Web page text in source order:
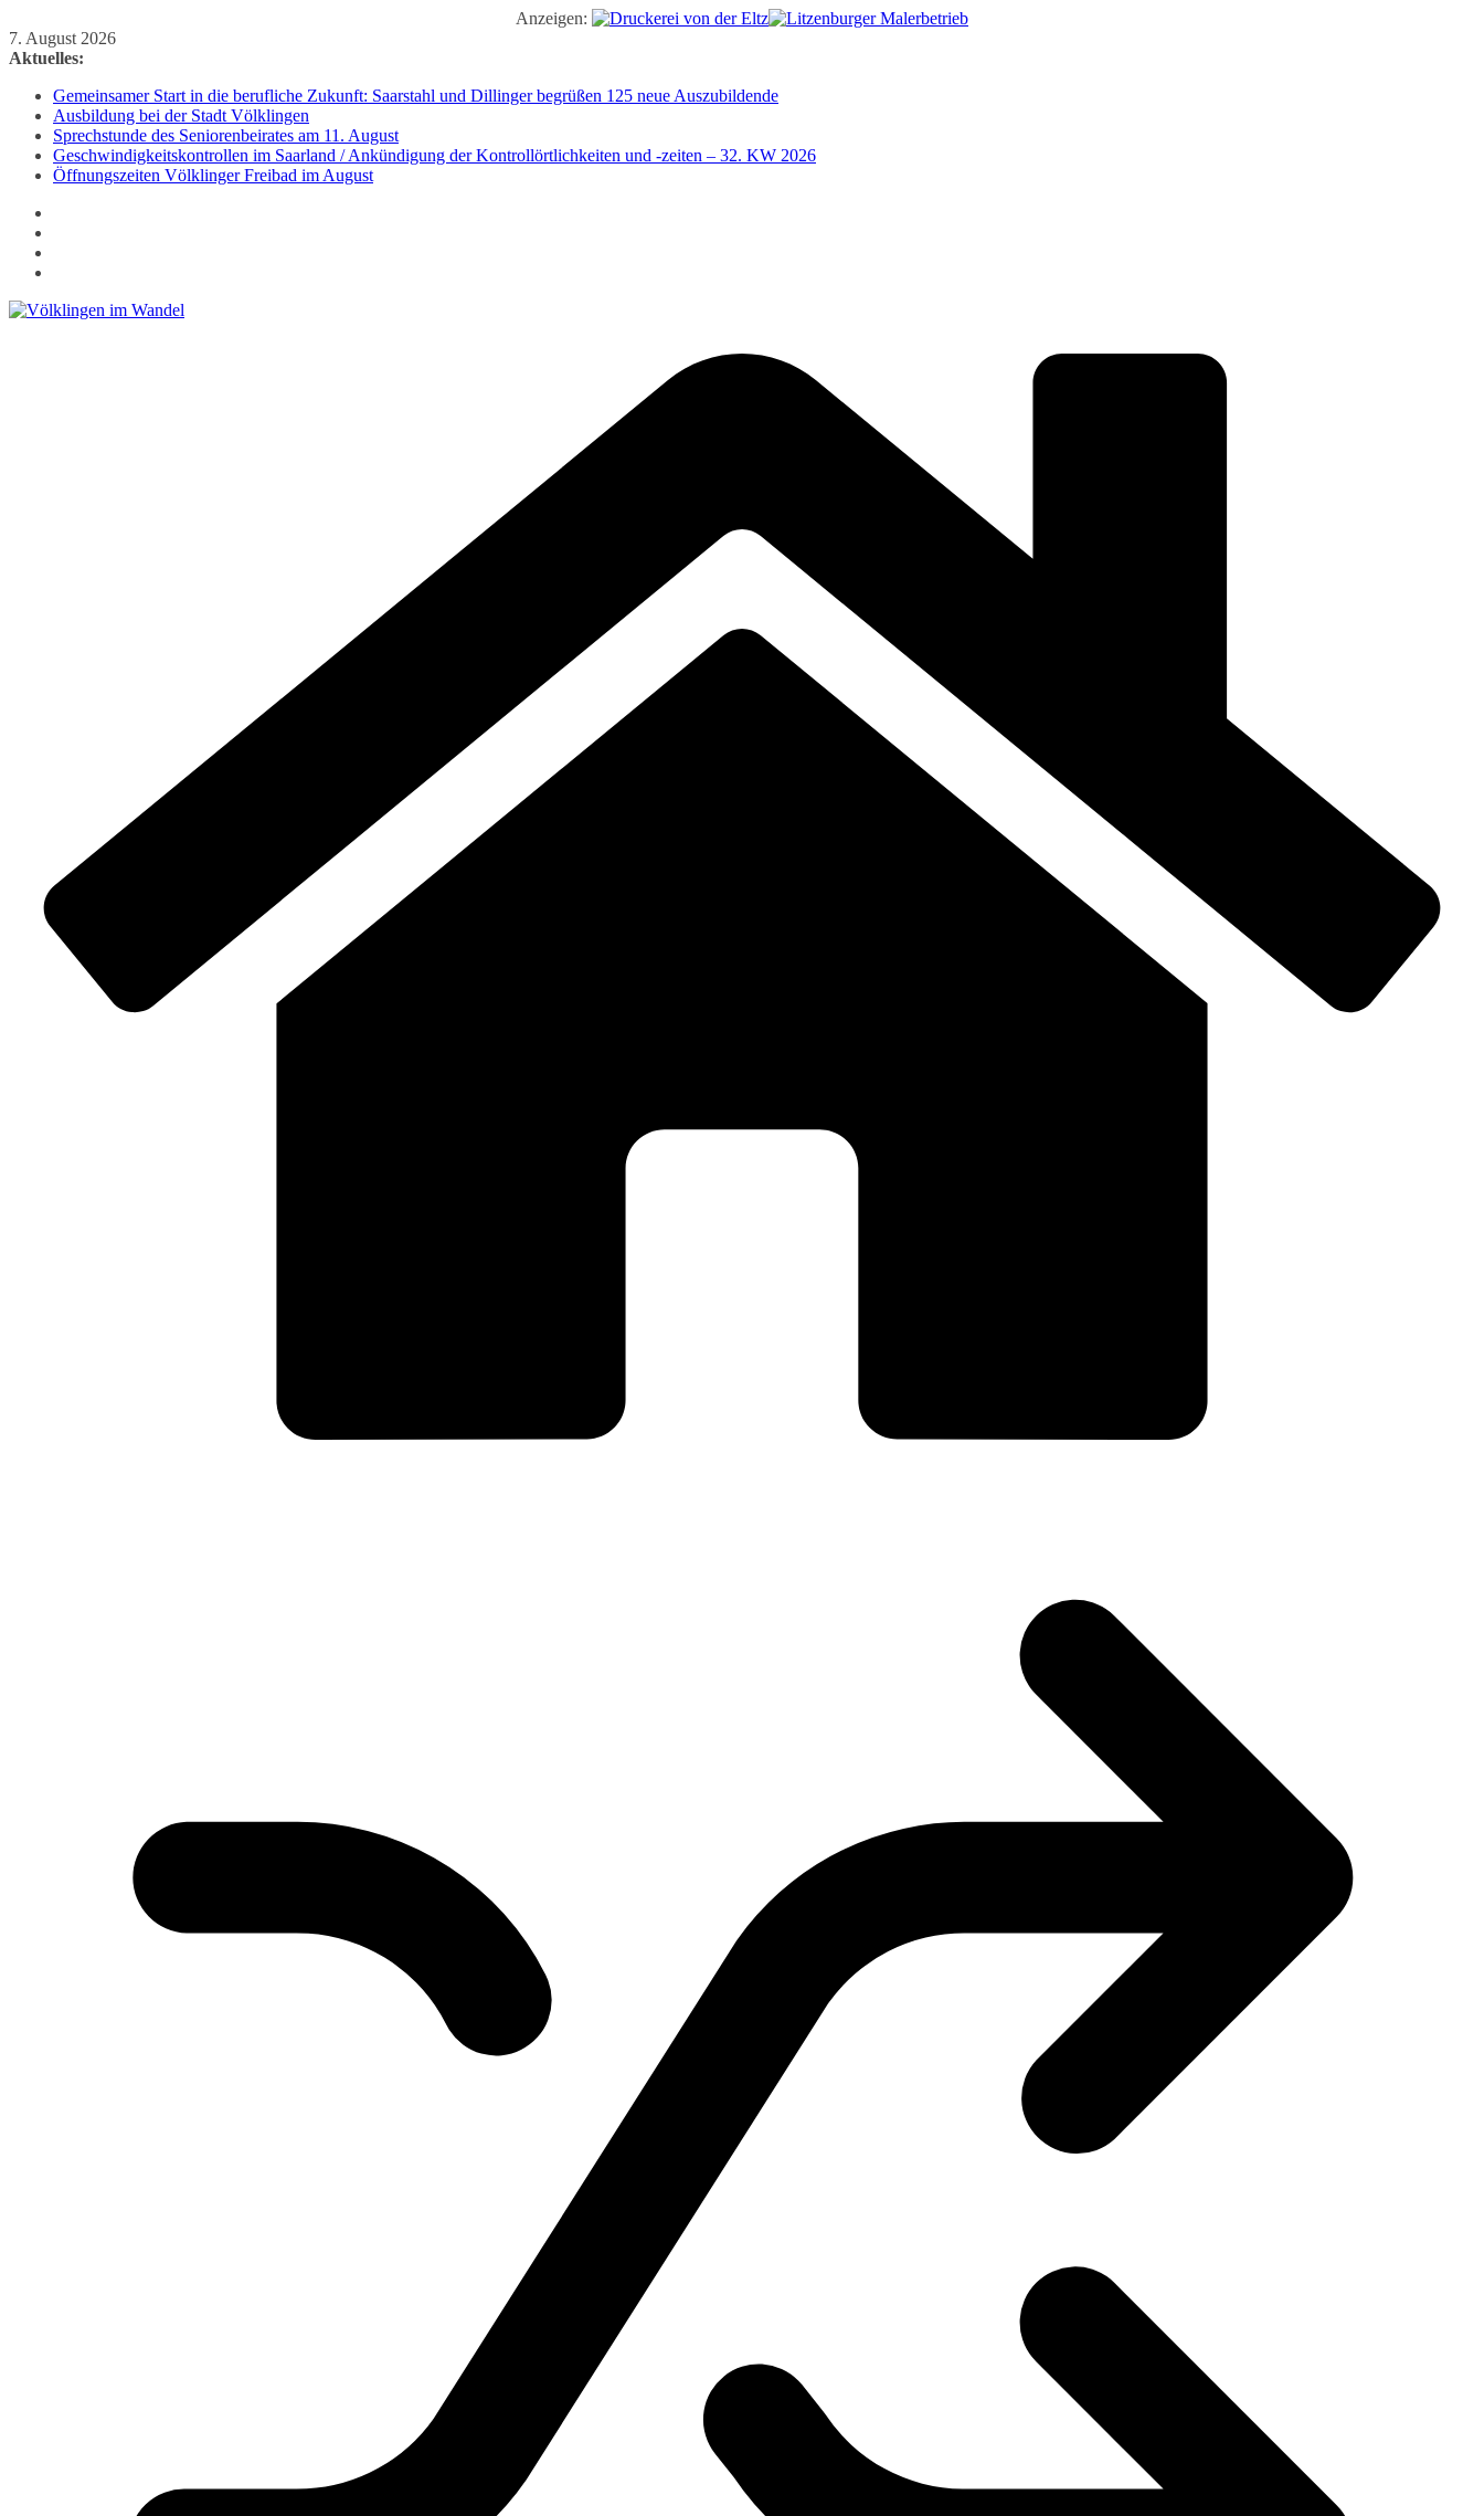
Anzeigen:
Zum
Inhalt
7. August 2026
Aktuelles:
Gemeinsamer Start in die berufliche Zukunft: Saarstahl und Dillinger begrüßen 125 neue Auszubildende
Ausbildung bei der Stadt Völklingen
Sprechstunde des Seniorenbeirates am 11. August
Geschwindigkeitskontrollen im Saarland / Ankündigung der Kontrollörtlichkeiten und -zeiten – 32. KW 2026
Öffnungszeiten Völklinger Freibad im August